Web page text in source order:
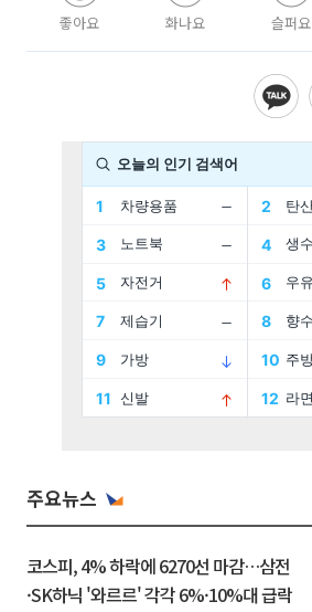
좋아요 화나요 슬퍼요
주요뉴스
코스피, 4% 하락에 6270선 마감…삼전
·SK하닉 '와르르' 각각 6%·10%대 급락